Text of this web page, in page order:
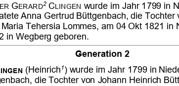
    


 